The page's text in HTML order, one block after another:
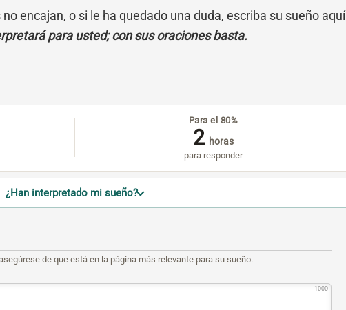
encajan, o si le ha quedado una duda, escriba su sueño aquí
para usted; con sus oraciones basta.
Para el 80%
2 horas
para responder
¿Han interpretado mi sueño?
de que está en la página más relevante para su sueño.
1000